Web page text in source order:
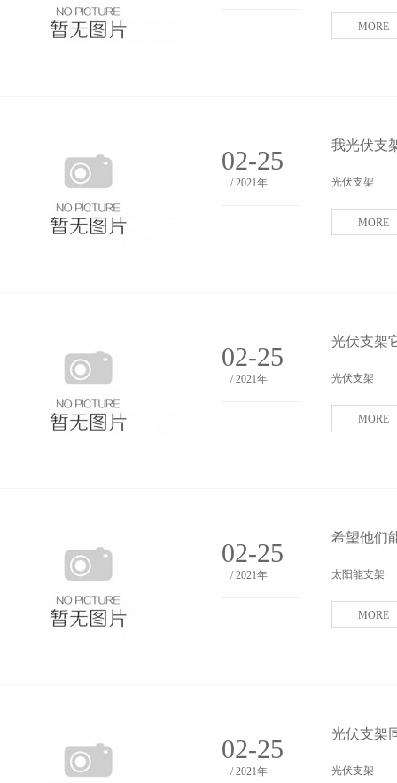
MORE
02-25
/ 2021年
我光伏支
光伏支架
MORE
02-25
/ 2021年
光伏支架
光伏支架
MORE
02-25
/ 2021年
希望他们
太阳能支架
MORE
02-25
/ 2021年
光伏支架
光伏支架